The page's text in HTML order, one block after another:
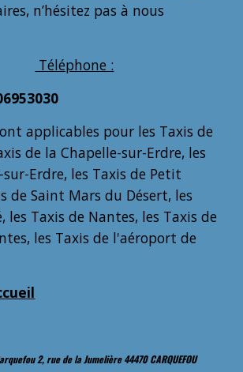
n’hésitez pas à nous
Téléphone :
applicables pour les Taxis de
de la Chapelle-sur-Erdre, les
sur-Erdre, les Taxis de Petit
de Saint Mars du Désert, les
les Taxis de Nantes, les Taxis de
les Taxis de l'aéroport de
2, rue de la Jumelière 44470 CARQUEFOU